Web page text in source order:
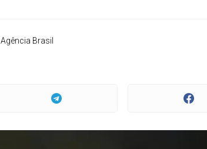
Agência Brasil